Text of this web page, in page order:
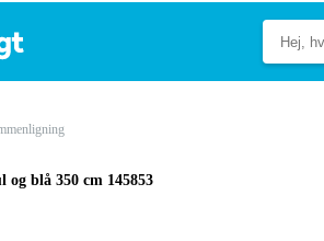
og blå 350 cm 145853